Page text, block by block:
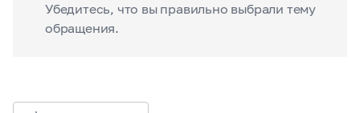
Убедитесь, что вы правильно выбрали тему
обращения.